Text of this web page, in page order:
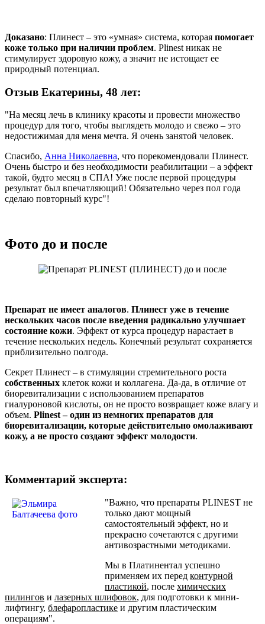
Доказано: Плинест – это «умная» система, которая помогает
коже только при наличии проблем. Plinest никак не
стимулирует здоровую кожу, а значит не истощает ее
природный потенциал.
Отзыв Екатерины, 48 лет:
"На месяц лечь в клинику красоты и провести множество
процедур для того, чтобы выглядеть молодо и свежо – это
недостижимая для меня мечта. Я очень занятой человек.
Спасибо, Анна Николаевна, что порекомендовали Плинест.
Очень быстро и без необходимости реабилитации – а эффект
такой, будто месяц в СПА! Уже после первой процедуры
результат был впечатляющий! Обязательно через пол года
сделаю повторный курс"!
Фото до и после
Препарат не имеет аналогов. Плинест уже в течение
нескольких часов после введения радикально улучшает
состояние кожи. Эффект от курса процедур нарастает в
течение нескольких недель. Конечный результат сохраняется
приблизительно полгода.
Секрет Плинест – в стимуляции стремительного роста
собственных клеток кожи и коллагена. Да-да, в отличие от
биоревитализации с использованием препаратов
гиалуроновой кислоты, он не просто возвращает коже влагу и
объем. Plinest – один из немногих препаратов для
биоревитализации, которые действительно омолаживают
кожу, а не просто создают эффект молодости.
Комментарий эксперта:
"Важно, что препараты PLINEST не
только дают мощный
самостоятельный эффект, но и
прекрасно сочетаются с другими
антивозрастными методиками.
Мы в Платинентал успешно
применяем их перед контурной
пластикой, после химических
пилингов и лазерных шлифовок, для подготовки к мини-
лифтингу, блефаропластике и другим пластическим
операциям".